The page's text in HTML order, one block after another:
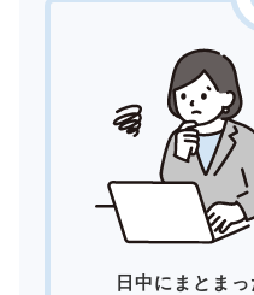
日中にまとま